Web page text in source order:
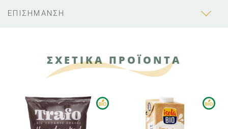
ΕΠΙΣΗΜΑΝΣΗ
ΣΧΕΤΙΚΑ ΠΡΟΪΟΝΤΑ